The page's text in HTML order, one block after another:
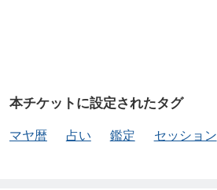
本チケットに設定されたタグ
マヤ暦 占い 鑑定 セッション